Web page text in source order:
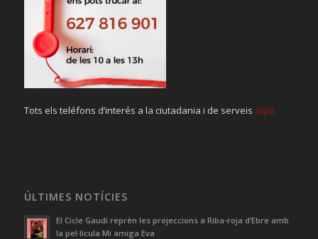
Tots els teléfons d’interés a la ciutadania i de serveis aquí.
ÚLTIMES NOTÍCIES
El Cicle Gaudí reprèn les projeccions a Riba-roja d’Ebre amb
la pel·lícula Mi amiga Eva